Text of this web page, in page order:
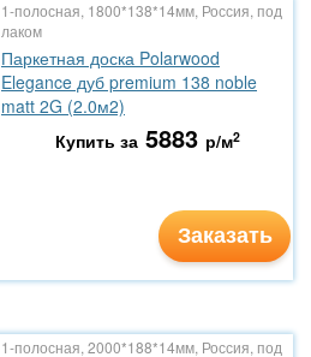
1-полосная, 1800*138*14мм, Россия, под
лаком
Паркетная доска Polarwood
Elegance дуб premium 138 noble
matt 2G (2.0м2)
Купить за 5883 р/м2
Заказать
1-полосная, 2000*188*14мм, Россия, под